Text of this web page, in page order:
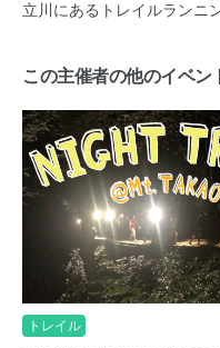
立川にあるトレイルランニ
この主催者の他のイベン
トレイル